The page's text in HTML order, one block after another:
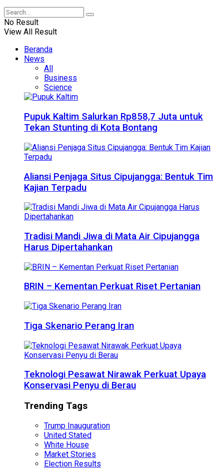
No Result
View All Result
Beranda
News
All
Business
Science
Pupuk Kaltim Salurkan Rp858,7 Juta untuk
Tekan Stunting di Kota Bontang
Aliansi Penjaga Situs Cipujangga: Bentuk Tim
Kajian Terpadu
Tradisi Mandi Jiwa di Mata Air Cipujangga
Harus Dipertahankan
BRIN – Kementan Perkuat Riset Pertanian
Tiga Skenario Perang Iran
Teknologi Pesawat Nirawak Perkuat Upaya
Konservasi Penyu di Berau
Trending Tags
Trump Inauguration
United Stated
White House
Market Stories
Election Results